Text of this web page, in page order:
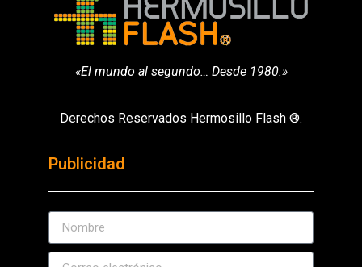
«El mundo al segundo… Desde 1980.»
Derechos Reservados Hermosillo Flash ®.
Publicidad